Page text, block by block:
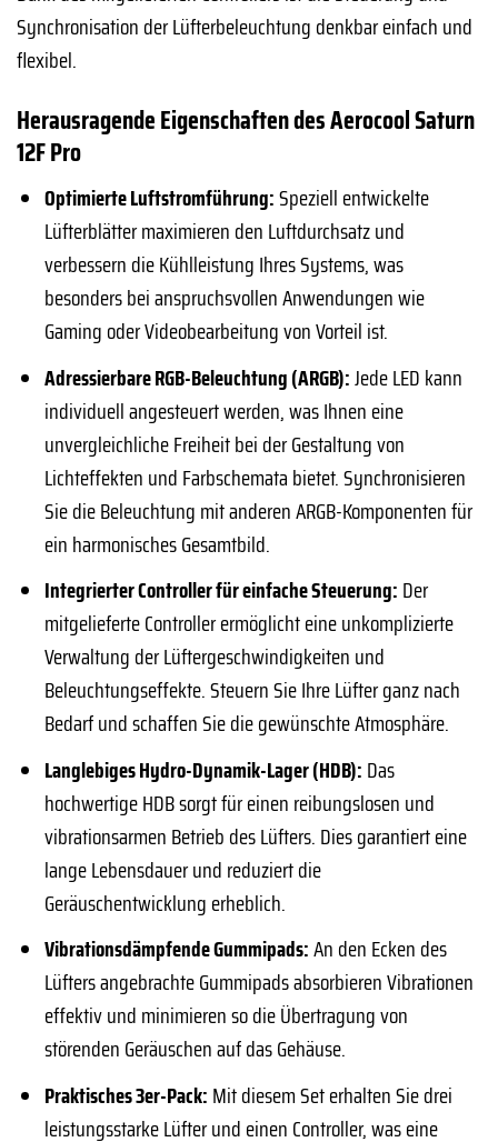
Synchronisation der Lüfterbeleuchtung denkbar einfach und
flexibel.
Herausragende Eigenschaften des Aerocool Saturn
12F Pro
Optimierte Luftstromführung:Speziell entwickelte
Lüfterblätter maximieren den Luftdurchsatz und
verbessern die Kühlleistung Ihres Systems, was
besonders bei anspruchsvollen Anwendungen wie
Gaming oder Videobearbeitung von Vorteil ist.
Adressierbare RGB-Beleuchtung (ARGB):Jede LED kann
individuell angesteuert werden, was Ihnen eine
unvergleichliche Freiheit bei der Gestaltung von
Lichteffekten und Farbschemata bietet. Synchronisieren
Sie die Beleuchtung mit anderen ARGB-Komponenten für
ein harmonisches Gesamtbild.
Integrierter Controller für einfache Steuerung: Der
mitgelieferte Controller ermöglicht eine unkomplizierte
Verwaltung der Lüftergeschwindigkeiten und
Beleuchtungseffekte. Steuern Sie Ihre Lüfter ganz nach
Bedarf und schaffen Sie die gewünschte Atmosphäre.
Langlebiges Hydro-Dynamik-Lager (HDB): Das
hochwertige HDB sorgt für einen reibungslosen und
vibrationsarmen Betrieb des Lüfters. Dies garantiert eine
lange Lebensdauer und reduziert die
Geräuschentwicklung erheblich.
Vibrationsdämpfende Gummipads:An den Ecken des
Lüfters angebrachte Gummipads absorbieren Vibrationen
effektiv und minimieren so die Übertragung von
störenden Geräuschen auf das Gehäuse.
Praktisches 3er-Pack: Mit diesem Set erhalten Sie drei
leistungsstarke Lüfter und einen Controller, was eine